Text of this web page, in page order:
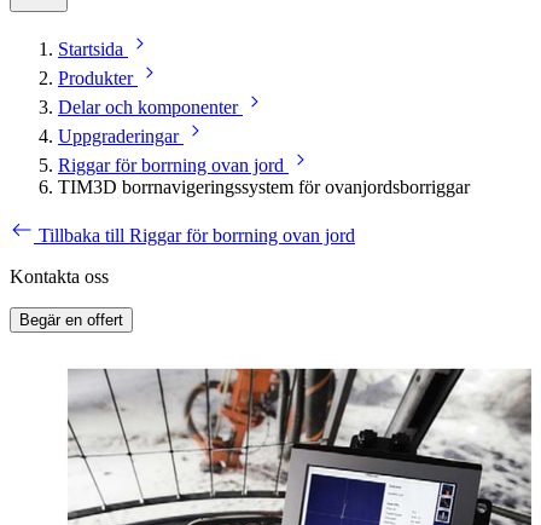
Startsida
Produkter
Delar och komponenter
Uppgraderingar
Riggar för borrning ovan jord
TIM3D borrnavigeringssystem för ovanjordsborriggar
Tillbaka till Riggar för borrning ovan jord
Kontakta oss
Begär en offert